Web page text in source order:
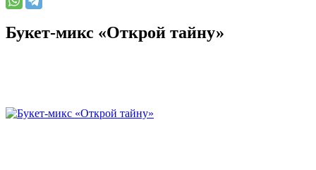
Букет-микс «Открой тайну»